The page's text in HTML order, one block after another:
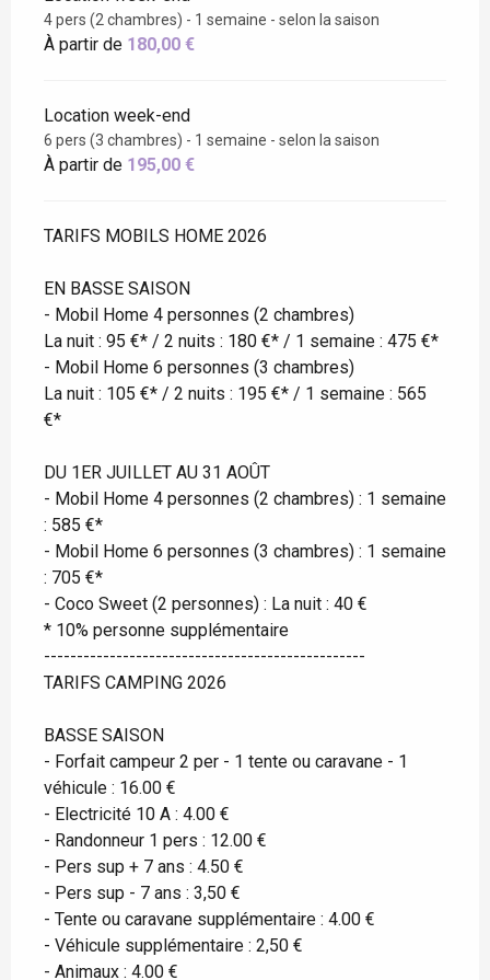
4 pers (2 chambres) - 1 semaine - selon la saison
À partir de 180,00 €
Location week-end
6 pers (3 chambres) - 1 semaine - selon la saison
À partir de 195,00 €
TARIFS MOBILS HOME 2026
EN BASSE SAISON
- Mobil Home 4 personnes (2 chambres)
La nuit : 95 €* / 2 nuits : 180 €* / 1 semaine : 475 €*
- Mobil Home 6 personnes (3 chambres)
La nuit : 105 €* / 2 nuits : 195 €* / 1 semaine : 565
€*
DU 1ER JUILLET AU 31 AOÛT
- Mobil Home 4 personnes (2 chambres) : 1 semaine
: 585 €*
- Mobil Home 6 personnes (3 chambres) : 1 semaine
: 705 €*
- Coco Sweet (2 personnes) : La nuit : 40 €
* 10% personne supplémentaire
-------------------------------------------------
TARIFS CAMPING 2026
BASSE SAISON
- Forfait campeur 2 per - 1 tente ou caravane - 1
véhicule : 16.00 €
- Electricité 10 A : 4.00 €
- Randonneur 1 pers : 12.00 €
- Pers sup + 7 ans : 4.50 €
- Pers sup - 7 ans : 3,50 €
- Tente ou caravane supplémentaire : 4.00 €
- Véhicule supplémentaire : 2,50 €
- Animaux : 4.00 €